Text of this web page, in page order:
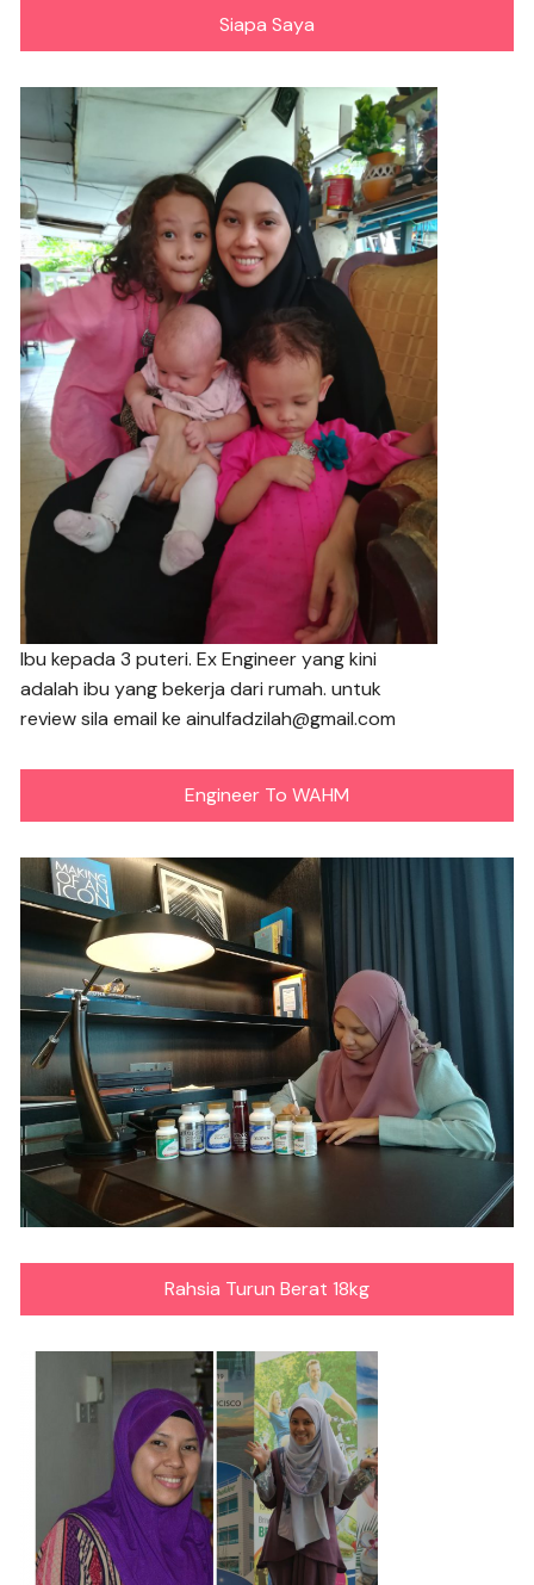
Siapa Saya
Ibu kepada 3 puteri. Ex Engineer yang kini
adalah ibu yang bekerja dari rumah. untuk
review sila email ke ainulfadzilah@gmail.com
Engineer To WAHM
Rahsia Turun Berat 18kg